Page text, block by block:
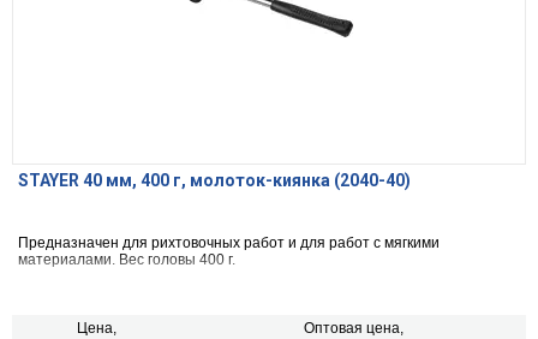
STAYER 40 мм, 400 г, молоток-киянка (2040-40)
Предназначен для рихтовочных работ и для работ с мягкими
материалами. Вес головы 400 г.
Цена, Оптовая цена,